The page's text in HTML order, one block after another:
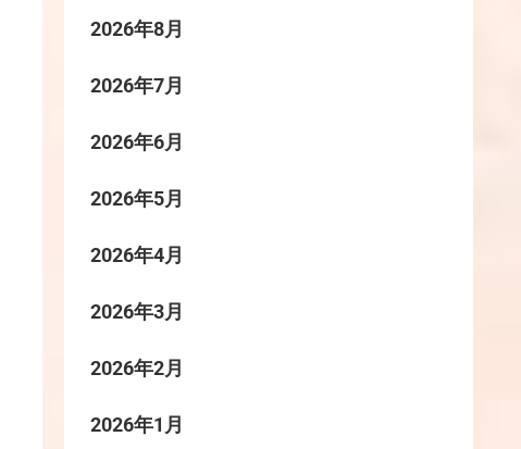
2026年8月
2026年7月
2026年6月
2026年5月
2026年4月
2026年3月
2026年2月
2026年1月